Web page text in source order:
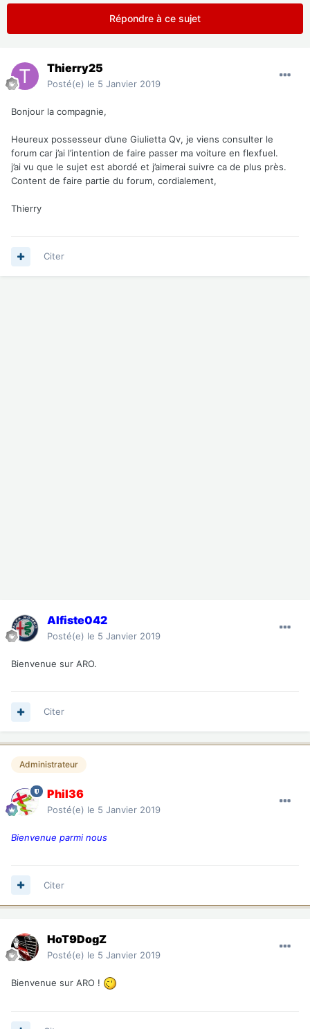
Répondre à ce sujet
Thierry25
Posté(e) le 5 Janvier 2019
Bonjour la compagnie,
Heureux possesseur d’une Giulietta Qv, je viens consulter le
forum car j’ai l’intention de faire passer ma voiture en flexfuel.
j’ai vu que le sujet est abordé et j’aimerai suivre ca de plus près.
Content de faire partie du forum, cordialement,
Thierry
Citer
Alfiste042
Posté(e) le 5 Janvier 2019
Bienvenue sur ARO.
Citer
Administrateur
Phil36
Posté(e) le 5 Janvier 2019
Bienvenue parmi nous
Citer
HoT9DogZ
Posté(e) le 5 Janvier 2019
Bienvenue sur ARO !